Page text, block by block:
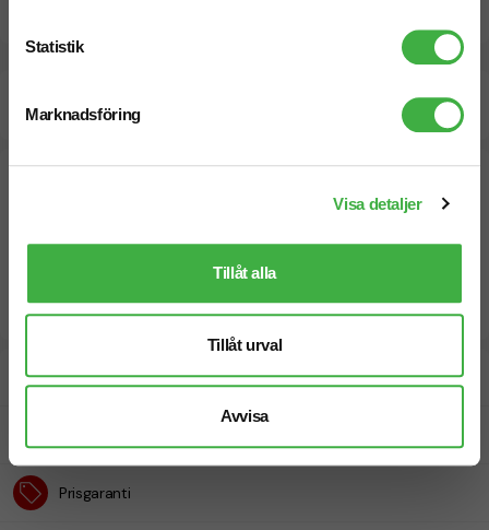
Statistik
Marknadsföring
Visa detaljer
Tillåt alla
Tillåt urval
Avvisa
20 Augusti 10 arbetsdagar
Designskiss inom 1 h
Prisgaranti